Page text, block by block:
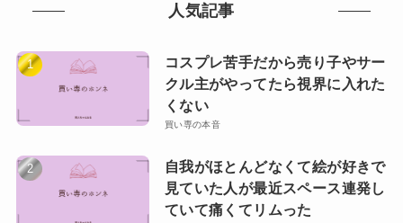
人気記事
コスプレ苦手だから売り子やサー
クル主がやってたら視界に入れた
くない
買い専の本音
自我がほとんどなくて絵が好きで
見ていた人が最近スペース連発し
ていて痛くてリムった